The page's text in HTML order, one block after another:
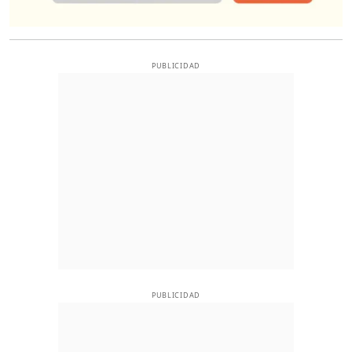
PUBLICIDAD
PUBLICIDAD